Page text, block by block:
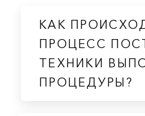
КАК
ПРОЦЕСС
ТЕХНИКИ
ПРОЦЕДУРЫ?